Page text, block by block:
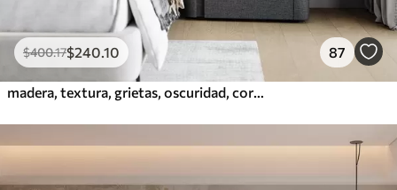
$400.17$240 .10 87